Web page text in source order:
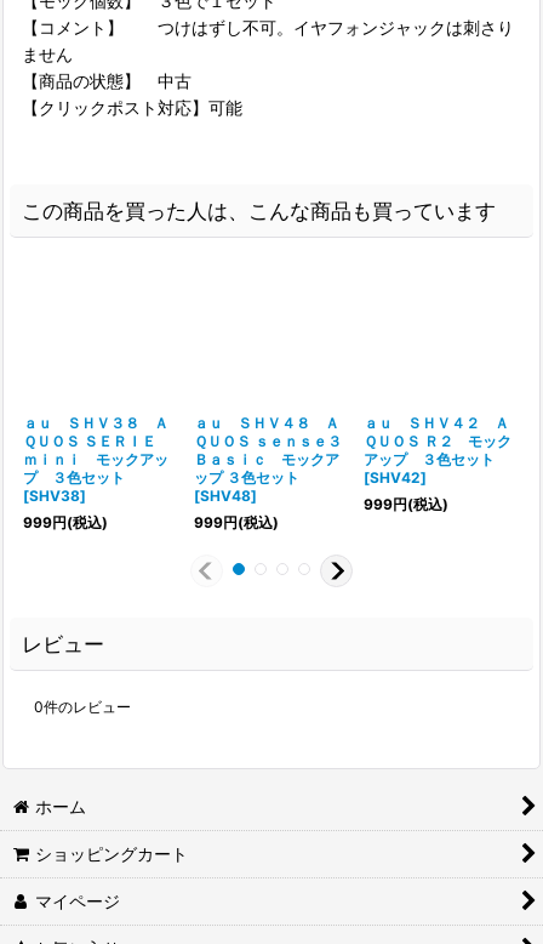
【コメント】 つけはずし不可。イヤフォンジャックは刺さり
ません
【商品の状態】 中古
【クリックポスト対応】可能
この商品を買った人は、こんな商品も買っています
ａｕ ＳＨＶ３８ Ａ
ＱＵＯＳ ＳＥＲＩＥ
ｍｉｎｉ モックアッ
プ ３色セット
[SHV38]
999円(税込)
ａｕ ＳＨＶ４８ Ａ
ＱＵＯＳ ｓｅｎｓｅ３
Ｂａｓｉｃ モックア
ップ ３色セット
[SHV48]
999円(税込)
ａｕ ＳＨＶ４２ Ａ
ＱＵＯＳ Ｒ２ モック
アップ ３色セット
[SHV42]
999円(税込)
レビュー
0件のレビュー
ホーム
ショッピングカート
マイページ